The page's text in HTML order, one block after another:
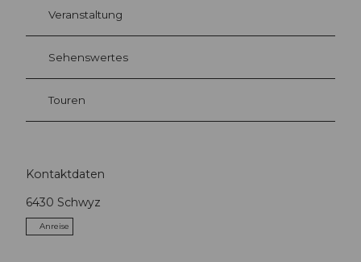
Veranstaltung
Sehenswertes
Touren
Kontaktdaten
6430 Schwyz
Anreise